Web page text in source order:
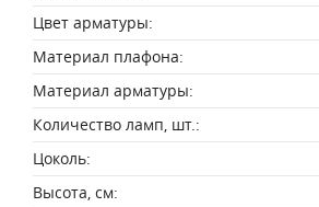
Цвет арматуры:
Материал плафона:
Материал арматуры:
Количество ламп, шт.:
Цоколь:
Высота, см: